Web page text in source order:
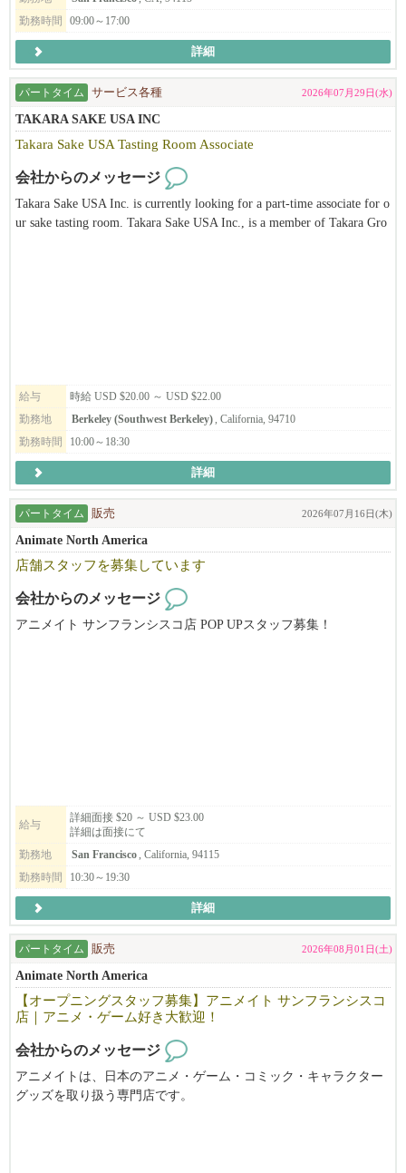
弊社 彩々楽ダイニンググループは創業1886年本社は埼玉県。日本
飲食店を展開している会社です。元々は埼玉の片田舎の一飲食店
であった実家「ひのでや食堂」でしたが、4代目当主である私が20
代30代と欧州や米国などで海外勤務をした経験を通じ、世界にお
ける和食の特異性（うまみ だしの概念）や調理技巧の素晴らし
さに気づいたことから、こういった素晴らしい日本の食文化を世
界中どこでも誰でも楽しめる普遍的なものにしたい！ダシの文化
を広めたい！と決心し、その手段として懐石や純和食などではな
く、ラーメンで挑戦しようと奮起して10カ年の海外進出計画を立
主流である「TONKOTSU とんこつ」でなく、和風「だしラーメ
ン」での勝負です。唯一無二の我々のだしラーメンは差別化さ
れ、和食を極めた料理人が作った「和ラーメン」としての新ジャ
ンルを確立、ラーメン店がどんどん増えつつある激戦区CAベイエ
リアにおいてもOPEN以来常に地域のトップランキングに座して
順調に走ってまいりました。
２０１６年に米国に進出、サンフランシスコのジャパンタウンで
「ひのでや」の営業開始。その後、現在までにカリフォルニア州
のサンフランシスコで直営４店舗、テキサスのダラスで直営１店
舗を運営し、ロサンゼルスで初の直営店が９月にオープンする人
気ラーメン店。まだまだ成長途中の企業です。目標通り世界5極体
制（北米・中南米・アジア・オセアニア・ヨーロッパ進出を2030
年までに達成）に向けて鋭意躍進を続けていくことも目標として
通じて仲間を大切にする。お客様、仲間、人と関わりながら幸せ
を感じ楽しく働けることを目指している、そんなチームです。
未経験者でも大丈夫です。難しく考えることはありません。特別
な技能も要りません。人が好きで、人を笑顔にする事を仕事にし
たい方、世界で活躍したい方はぜひチームに加わってください！
勤務時間
09:00～17:00
詳細
パートタイム サービス各種 2026年07月29日(水)
TAKARA SAKE USA INC
Takara Sake USA Tasting Room Associate
会社からのメッセージ
Takara Sake USA Inc. is currently looking for a part-time associate for o
ur sake tasting room. Takara Sake USA Inc., is a member of Takara Gro
ention to detail, organizational skills, time management, physical stamin
a, and problem-solving abilities, with an added interest in or knowledge
給与
時給 USD $20.00 ～ USD $22.00
勤務地
Berkeley (Southwest Berkeley), California, 94710
勤務時間
10:00～18:30
詳細
パートタイム 販売 2026年07月16日(木)
Animate North America
店舗スタッフを募集しています
会社からのメッセージ
アニメイト サンフランシスコ店 POP UPスタッフ募集！
アニメやグッズが好きな方、明るく前向きに取り組める方歓迎！
履歴書を usaanimateos950@gmail.com までお送りください。ご応募
お待ちしております。
給与
詳細面接 $20 ～ USD $23.00
詳細は面接にて
勤務地
San Francisco, California, 94115
勤務時間
10:30～19:30
詳細
パートタイム 販売 2026年08月01日(土)
Animate North America
【オープニングスタッフ募集】アニメイト サンフランシスコ
店｜アニメ・ゲーム好き大歓迎！
会社からのメッセージ
アニメイトは、日本のアニメ・ゲーム・コミック・キャラクター
グッズを取り扱う専門店です。